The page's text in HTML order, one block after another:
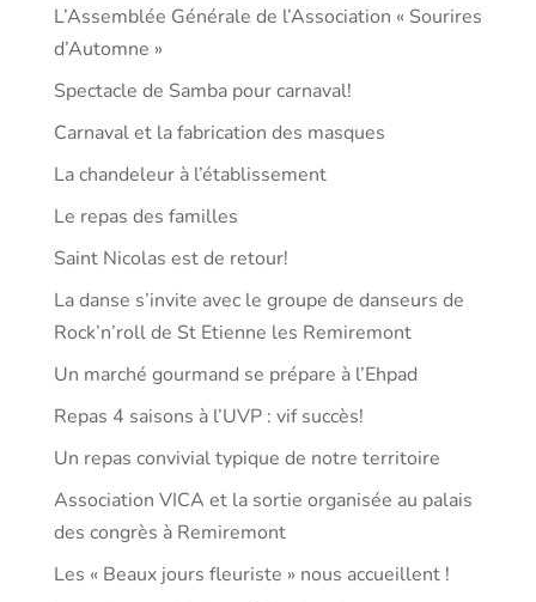
L’Assemblée Générale de l’Association « Sourires
d’Automne »
Spectacle de Samba pour carnaval!
Carnaval et la fabrication des masques
La chandeleur à l’établissement
Le repas des familles
Saint Nicolas est de retour!
La danse s’invite avec le groupe de danseurs de
Rock’n’roll de St Etienne les Remiremont
Un marché gourmand se prépare à l’Ehpad
Repas 4 saisons à l’UVP : vif succès!
Un repas convivial typique de notre territoire
Association VICA et la sortie organisée au palais
des congrès à Remiremont
Les « Beaux jours fleuriste » nous accueillent !